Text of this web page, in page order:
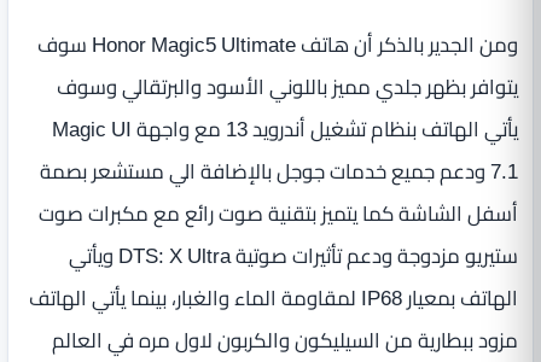
ومن الجدير بالذكر أن هاتف Honor Magic5 Ultimate سوف
يتوافر بظهر جلدي مميز باللوني الأسود والبرتقالي وسوف
يأتي الهاتف بنظام تشغيل أندرويد 13 مع واجهة Magic UI
7.1 ودعم جميع خدمات جوجل بالإضافة الي مستشعر بصمة
أسفل الشاشة كما يتميز بتقنية صوت رائع مع مكبرات صوت
ستيريو مزدوجة ودعم تأثيرات صوتية DTS: X Ultra ويأتي
الهاتف بمعيار IP68 لمقاومة الماء والغبار، بينما يأتي الهاتف
مزود ببطارية من السيليكون والكربون لاول مره في العالم